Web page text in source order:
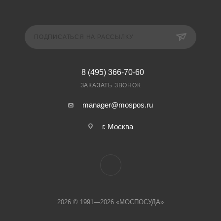
8 (495) 366-70-60
ЗАКАЗАТЬ ЗВОНОК
manager@mospos.ru
г. Москва
2026 © 1991—2026 «МОСПОСУДА»